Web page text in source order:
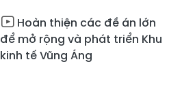
Hoàn thiện các đề án lớn
để mở rộng và phát triển Khu
kinh tế Vũng Áng